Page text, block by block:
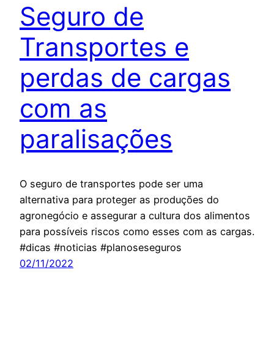
Seguro de
Transportes e
perdas de cargas
com as
paralisações
O seguro de transportes pode ser uma
alternativa para proteger as produções do
agronegócio e assegurar a cultura dos alimentos
para possíveis riscos como esses com as cargas.
#dicas #noticias #planoseseguros
02/11/2022